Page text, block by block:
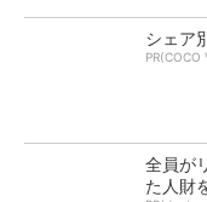
シェア
PR(COCO
全員が
た人財